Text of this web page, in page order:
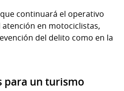
continuará el operativo
en motociclistas,
del delito como en la
para un turismo